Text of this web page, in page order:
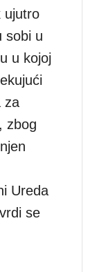
ujutro
sobi u
u kojoj
za
zbog
Ureda
se